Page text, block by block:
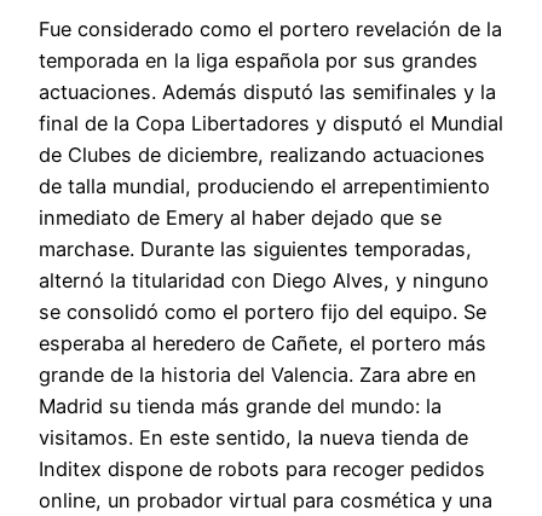
Fue considerado como el portero revelación de la
temporada en la liga española por sus grandes
actuaciones. Además disputó las semifinales y la
final de la Copa Libertadores y disputó el Mundial
de Clubes de diciembre, realizando actuaciones
de talla mundial, produciendo el arrepentimiento
inmediato de Emery al haber dejado que se
marchase. Durante las siguientes temporadas,
alternó la titularidad con Diego Alves, y ninguno
se consolidó como el portero fijo del equipo. Se
esperaba al heredero de Cañete, el portero más
grande de la historia del Valencia. Zara abre en
Madrid su tienda más grande del mundo: la
visitamos. En este sentido, la nueva tienda de
Inditex dispone de robots para recoger pedidos
online, un probador virtual para cosmética y una